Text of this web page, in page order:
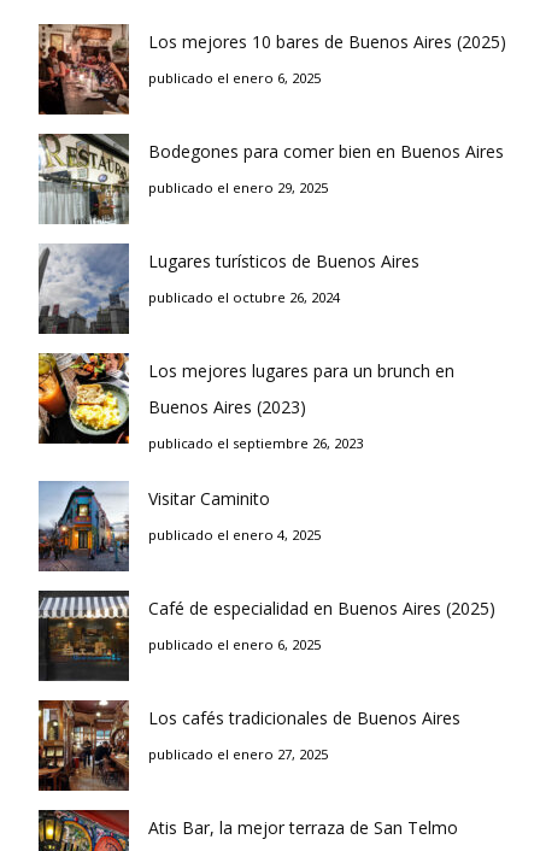
Los mejores 10 bares de Buenos Aires (2025)
publicado el enero 6, 2025
Bodegones para comer bien en Buenos Aires
publicado el enero 29, 2025
Lugares turísticos de Buenos Aires
publicado el octubre 26, 2024
Los mejores lugares para un brunch en
Buenos Aires (2023)
publicado el septiembre 26, 2023
Visitar Caminito
publicado el enero 4, 2025
Café de especialidad en Buenos Aires (2025)
publicado el enero 6, 2025
Los cafés tradicionales de Buenos Aires
publicado el enero 27, 2025
Atis Bar, la mejor terraza de San Telmo